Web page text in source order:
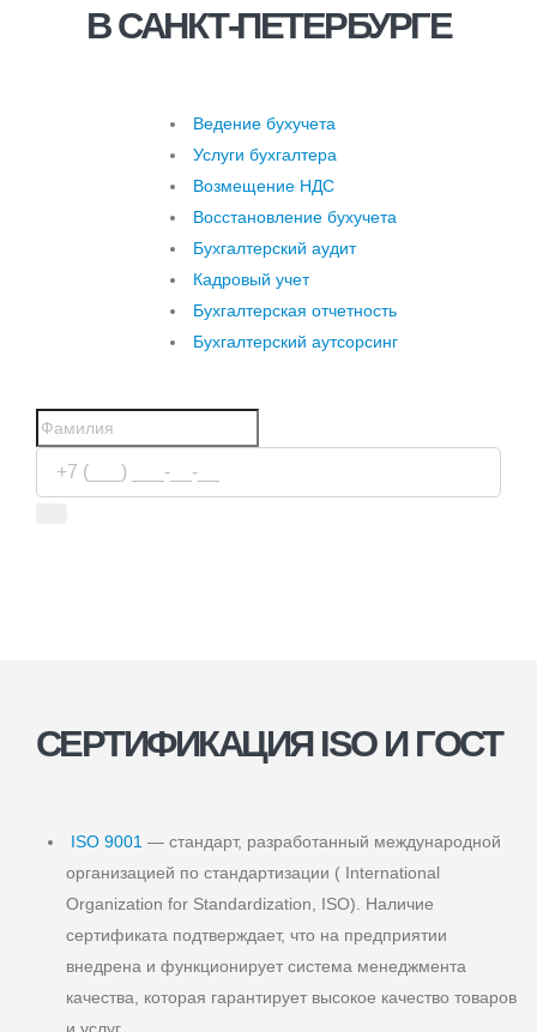
В САНКТ-ПЕТЕРБУРГЕ
Ведение бухучета
Услуги бухгалтера
Возмещение НДС
Восстановление бухучета
Бухгалтерский аудит
Кадровый учет
Бухгалтерская отчетность
Бухгалтерский аутсорсинг
СЕРТИФИКАЦИЯ ISO И ГОСТ
ISO 9001 — стандарт, разработанный международной
организацией по стандартизации ( International
Organization for Standardization, ISO). Наличие
сертификата подтверждает, что на предприятии
внедрена и функционирует система менеджмента
качества, которая гарантирует высокое качество товаров
и услуг.